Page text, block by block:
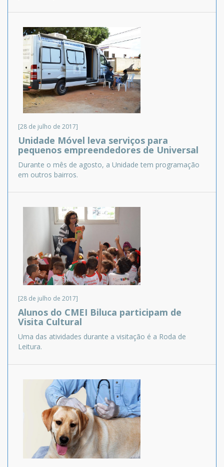
[28 de julho de 2017]
Unidade Móvel leva serviços para
pequenos empreendedores de Universal
Durante o mês de agosto, a Unidade tem programação
em outros bairros.
[28 de julho de 2017]
Alunos do CMEI Biluca participam de
Visita Cultural
Uma das atividades durante a visitação é a Roda de
Leitura.